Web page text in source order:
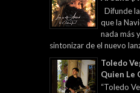
Difunde
que la
nada más
sintonizar de el nuevo
Toledo
Quien Le
“Toledo